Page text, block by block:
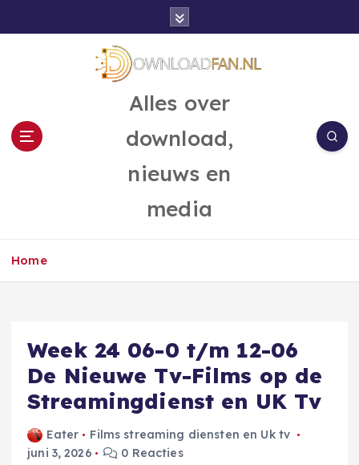
Alles over
download,
nieuws en
media
Home
Week 24 06-0 t/m 12-06
De Nieuwe Tv-Films op de
Streamingdienst en UK Tv
Eater
Films streaming diensten en Uk tv
juni 3, 2026
0 Reacties